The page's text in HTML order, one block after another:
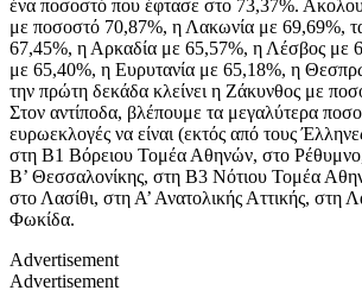
ένα ποσοστό που έφτασε στο 73,37%.
με ποσοστό 70,87%, η Λακωνία με 69,69%,
67,45%, η Αρκαδία με 65,57%, η Λέσβος με
με 65,40%, η Ευρυτανία με 65,18%, η
την πρώτη δεκάδα κλείνει η Ζάκυνθος με
Στον αντίποδα, βλέπουμε τα μεγαλύτερα
ευρωεκλογές να είναι (εκτός από τους
στη Β1 Βόρειου Τομέα Αθηνών, στο
Β’ Θεσσαλονίκης, στη Β3 Νότιου Τομέα
στο Λασίθι, στη Α’ Ανατολικής Αττικής, στη
Φωκίδα.
Advertisement
Advertisement